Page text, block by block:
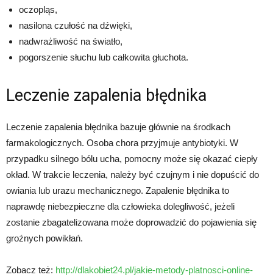
oczopląs,
nasilona czułość na dźwięki,
nadwrażliwość na światło,
pogorszenie słuchu lub całkowita głuchota.
Leczenie zapalenia błędnika
Leczenie zapalenia błędnika bazuje głównie na środkach
farmakologicznych. Osoba chora przyjmuje antybiotyki. W
przypadku silnego bólu ucha, pomocny może się okazać ciepły
okład. W trakcie leczenia, należy być czujnym i nie dopuścić do
owiania lub urazu mechanicznego. Zapalenie błędnika to
naprawdę niebezpieczne dla człowieka dolegliwość, jeżeli
zostanie zbagatelizowana może doprowadzić do pojawienia się
groźnych powikłań.
Zobacz też: http://dlakobiet24.pl/jakie-metody-platnosci-online-